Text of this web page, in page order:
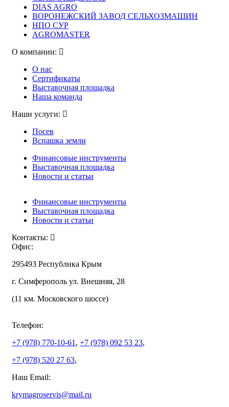
DIAS AGRO
ВОРОНЕЖСКИЙ ЗАВОД СЕЛЬХОЗМАШИН
НПО СУР
AGROMASTER
О компании:
О нас
Сертификаты
Выставочная площадка
Наша команда
Наши услуги:
Посев
Вспашка земли
Финансовые инструменты
Выставочная площадка
Новости и статьи
Финансовые инструменты
Выставочная площадка
Новости и статьи
Контакты:
Офис:
295493 Республика Крым
г. Симферополь ул. Внешняя, 28
(11 км. Московского шоссе)
Телефон:
+7 (978) 770-10-61 , +7 (978) 092 53 23,
+7 (978) 520 27 63,
Наш Email:
krymagroservis@mail.ru